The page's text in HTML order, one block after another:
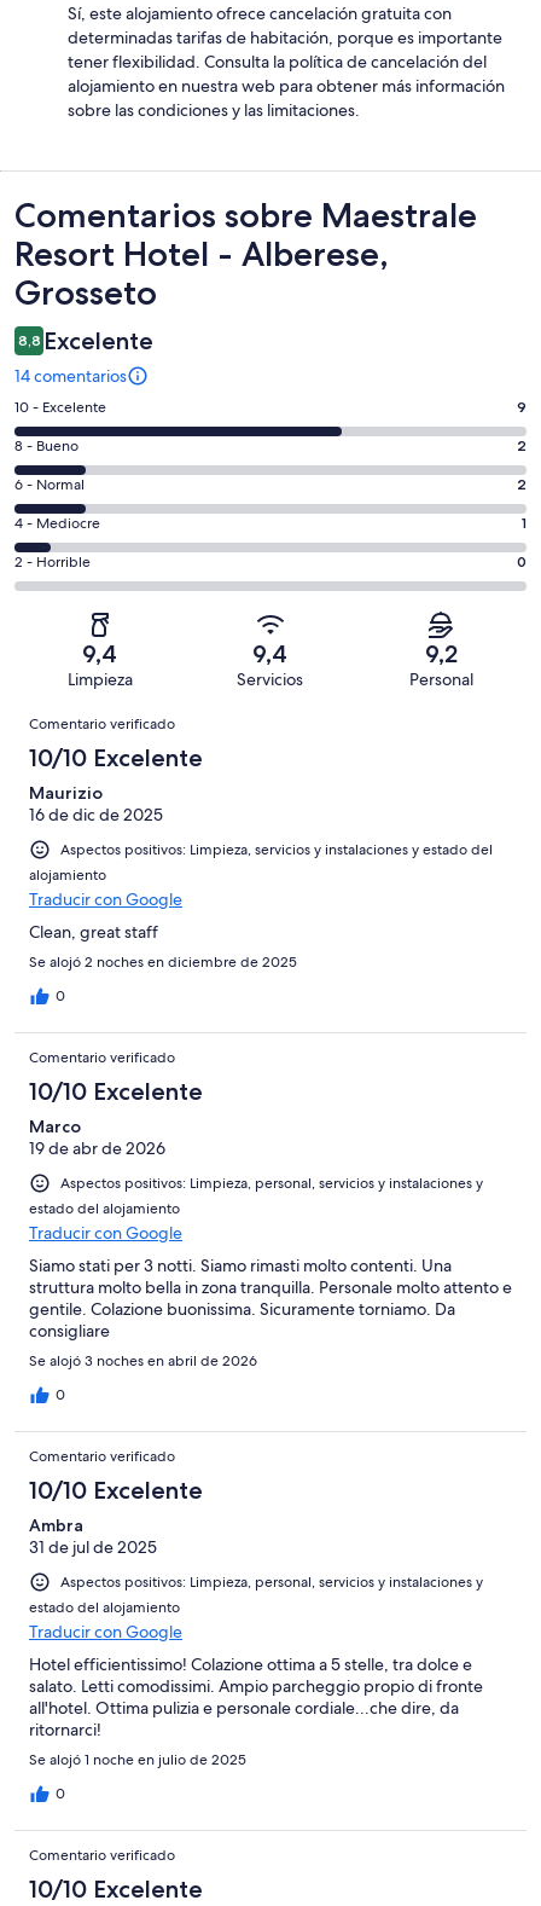
Sí, este alojamiento ofrece cancelación gratuita con
determinadas tarifas de habitación, porque es importante
tener flexibilidad. Consulta la política de cancelación del
alojamiento en nuestra web para obtener más información
sobre las condiciones y las limitaciones.
Comentarios
Comentarios sobre Maestrale
Resort Hotel - Alberese,
Grosseto
8,8 Excelente
14 comentarios
9
comentarios
de
un
total
de
14
con
puntuación
10 - Excelente 9
2
comentarios
de
un
total
de
puntuación
8 - Bueno 2
2
comentarios
de
un
total
puntuación
Normal
6 - Normal 2
1
comentarios
de
una
puntuación
Mediocre
4 - Mediocre 1
0
comentarios
una
puntuación
de
Horrible
2 - Horrible 0
9,4
Limpieza
9,4
Servicios
9,2
Personal
Comentarios
Comentario verificado
10/10 Excelente
Maurizio
16 de dic de 2025
Aspectos positivos: Limpieza, servicios y instalaciones y estado del
alojamiento
Traducir con Google
Clean, great staff
Se alojó 2 noches en diciembre de 2025
0
Comentario verificado
10/10 Excelente
Marco
19 de abr de 2026
Aspectos positivos: Limpieza, personal, servicios y instalaciones y
estado del alojamiento
Traducir con Google
Siamo stati per 3 notti. Siamo rimasti molto contenti. Una
struttura molto bella in zona tranquilla. Personale molto attento e
gentile. Colazione buonissima. Sicuramente torniamo. Da
consigliare
Se alojó 3 noches en abril de 2026
0
Comentario verificado
10/10 Excelente
Ambra
31 de jul de 2025
Aspectos positivos: Limpieza, personal, servicios y instalaciones y
estado del alojamiento
Traducir con Google
Hotel efficientissimo! Colazione ottima a 5 stelle, tra dolce e
salato. Letti comodissimi. Ampio parcheggio propio di fronte
all'hotel. Ottima pulizia e personale cordiale...che dire, da
ritornarci!
Se alojó 1 noche en julio de 2025
0
Comentario verificado
10/10 Excelente